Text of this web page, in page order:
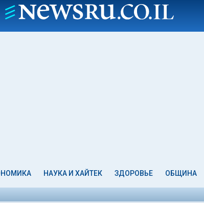
НАУКА И ХАЙТЕК ЗДОРОВЬЕ ОБЩИНА